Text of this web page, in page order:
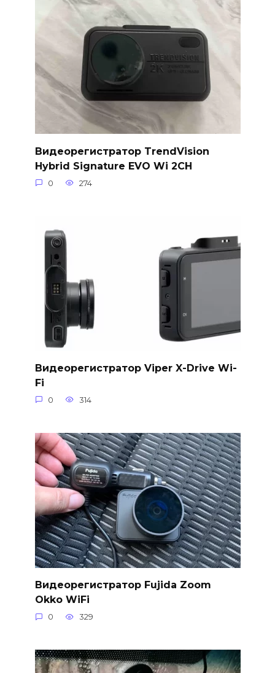
Видеорегистратор TrendVision
Hybrid Signature EVO Wi 2CH
0 274
Видеорегистратор Viper X-Drive Wi-
Fi
0 314
Видеорегистратор Fujida Zoom
Okko WiFi
0 329